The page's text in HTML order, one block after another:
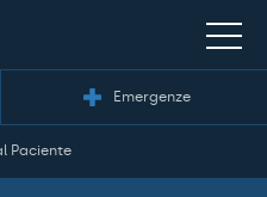
Emergenze
Paciente